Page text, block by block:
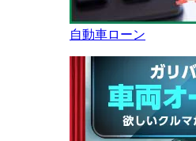
自動車ローン